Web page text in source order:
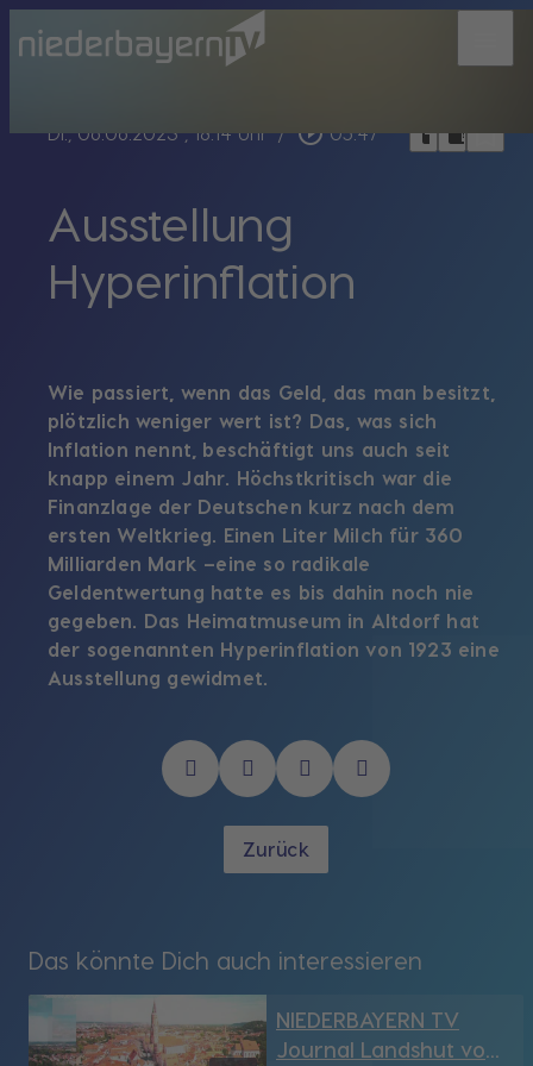
Di., 06.06.2023, 18:14 Uhr / play_circle_outline 05:47 headphoneschrome_reader_modebookmark_border
Ausstellung
Hyperinflation
Wie passiert, wenn das Geld, das man besitzt,
plötzlich weniger wert ist? Das, was sich
Inflation nennt, beschäftigt uns auch seit
knapp einem Jahr. Höchstkritisch war die
Finanzlage der Deutschen kurz nach dem
ersten Weltkrieg. Einen Liter Milch für 360
Milliarden Mark –eine so radikale
Geldentwertung hatte es bis dahin noch nie
gegeben. Das Heimatmuseum in Altdorf hat
der sogenannten Hyperinflation von 1923 eine
Ausstellung gewidmet.
Zurück
Das könnte Dich auch interessieren
NIEDERBAYERN TV
Journal Landshut vom